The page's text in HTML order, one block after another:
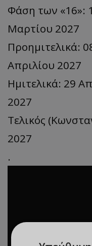
Φάση των «16»:
Μαρτίου 2027
Προημιτελικά:
Απριλίου 2027
Ημιτελικά: 29
2027
Τελικός
2027
.